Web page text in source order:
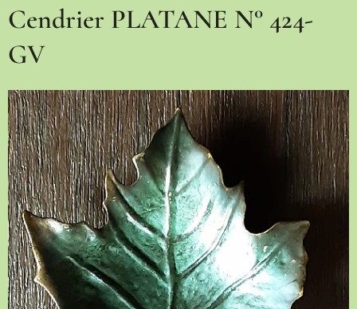
Cendrier PLATANE N° 424-
GV